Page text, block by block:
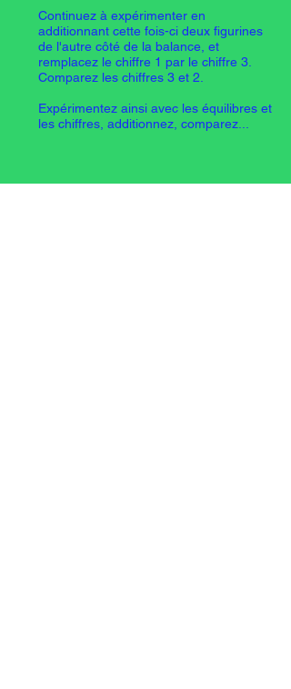
Continuez à expérimenter en
additionnant cette fois-ci deux figurines
de l'autre côté de la balance, et
remplacez le chiffre 1 par le chiffre 3.
Comparez les chiffres 3 et 2.
Expérimentez ainsi avec les équilibres et
les chiffres, additionnez, comparez...